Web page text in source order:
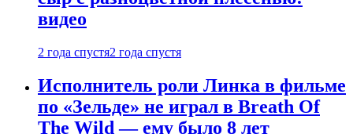
видео
2 года спустя2 года спустя
Исполнитель роли Линка в фильме
по «Зельде» не играл в Breath Of
The Wild — ему было 8 лет